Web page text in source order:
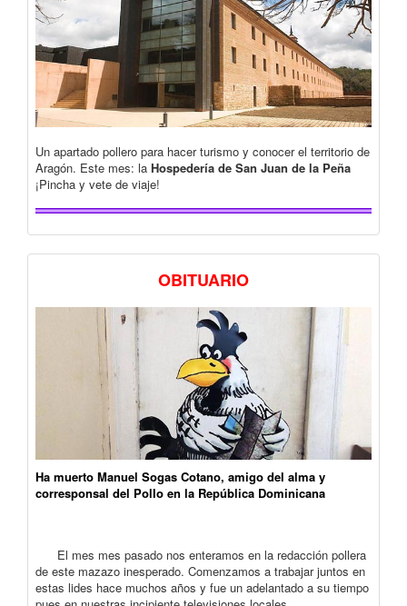
Un apartado pollero para hacer turismo y conocer el territorio de
Aragón. Este mes: la Hospedería de San Juan de la Peña
¡Pincha y vete de viaje!
OBITUARIO
Ha muerto Manuel Sogas Cotano, amigo del alma y
corresponsal del Pollo en la República Dominicana
El mes mes pasado nos enteramos en la redacción pollera
de este mazazo inesperado. Comenzamos a trabajar juntos en
estas lides hace muchos años y fue un adelantado a su tiempo